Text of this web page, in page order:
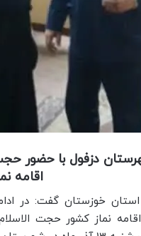
دزفول با حضور
اقامه
استان خوزستان گفت: در
نماز کشور حجت